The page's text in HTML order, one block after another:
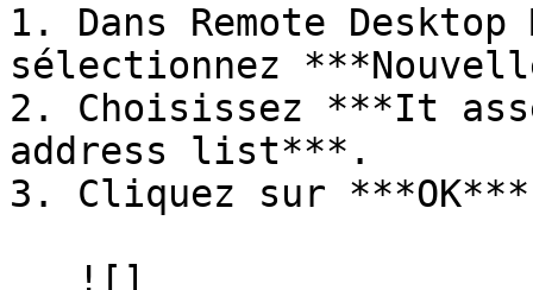
1. Dans Remote Desktop
sélectionnez
2. Choisissez ***It
address list***.
3. Cliquez sur